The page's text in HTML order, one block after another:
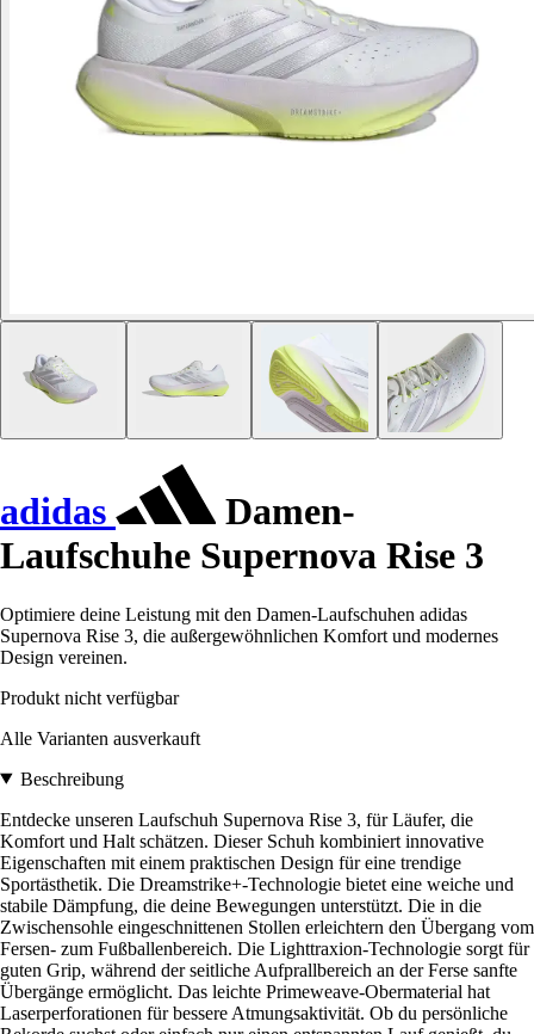
adidas
Damen-
Laufschuhe Supernova Rise 3
Optimiere deine Leistung mit den Damen-Laufschuhen adidas
Supernova Rise 3, die außergewöhnlichen Komfort und modernes
Design vereinen.
Produkt nicht verfügbar
Alle Varianten ausverkauft
Beschreibung
Entdecke unseren Laufschuh Supernova Rise 3, für Läufer, die
Komfort und Halt schätzen. Dieser Schuh kombiniert innovative
Eigenschaften mit einem praktischen Design für eine trendige
Sportästhetik. Die Dreamstrike+-Technologie bietet eine weiche und
stabile Dämpfung, die deine Bewegungen unterstützt. Die in die
Zwischensohle eingeschnittenen Stollen erleichtern den Übergang vom
Fersen- zum Fußballenbereich. Die Lighttraxion-Technologie sorgt für
guten Grip, während der seitliche Aufprallbereich an der Ferse sanfte
Übergänge ermöglicht. Das leichte Primeweave-Obermaterial hat
Laserperforationen für bessere Atmungsaktivität. Ob du persönliche